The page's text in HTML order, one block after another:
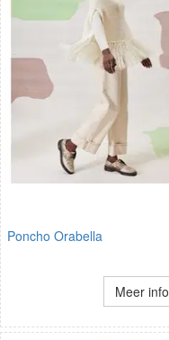
Poncho Orabella
Meer info